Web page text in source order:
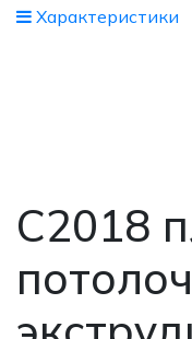
Xарактеристики
С2018